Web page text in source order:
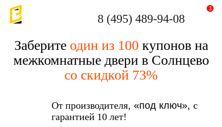
8 (495) 489-94-08
3
Заберите один из 100 купонов на
межкомнатные двери в Солнцево
со скидкой 73%
От производителя, «под ключ», с
гарантией 10 лет!